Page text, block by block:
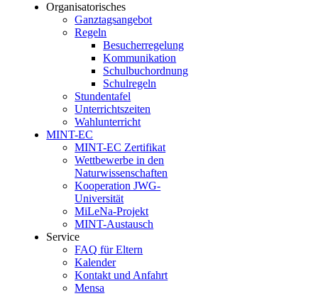
Organisatorisches
Ganztagsangebot
Regeln
Besucherregelung
Kommunikation
Schulbuchordnung
Schulregeln
Stundentafel
Unterrichtszeiten
Wahlunterricht
MINT-EC
MINT-EC Zertifikat
Wettbewerbe in den
Naturwissenschaften
Kooperation JWG-
Universität
MiLeNa-Projekt
MINT-Austausch
Service
FAQ für Eltern
Kalender
Kontakt und Anfahrt
Mensa